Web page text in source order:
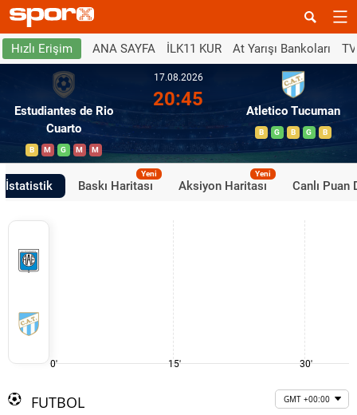
Hızlı Erişim ANA SAYFA İLK11 KUR At Yarışı Bankoları
Estudiantes de Rio
Cuarto
B M G M M
17.08.2026
20:45
Atletico Tucuman
B G B G B
İstatistik Baskı Haritası
Yeni
Aksiyon Haritası
Yeni
Canlı Puan
0' 15' 30'
FUTBOL GMT +00:00